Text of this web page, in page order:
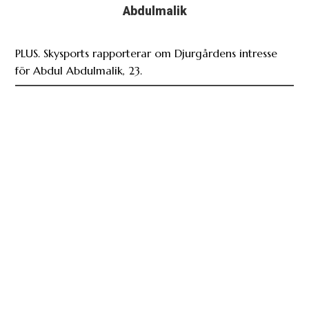
Abdulmalik
PLUS. Skysports rapporterar om Djurgårdens intresse
för Abdul Abdulmalik, 23.